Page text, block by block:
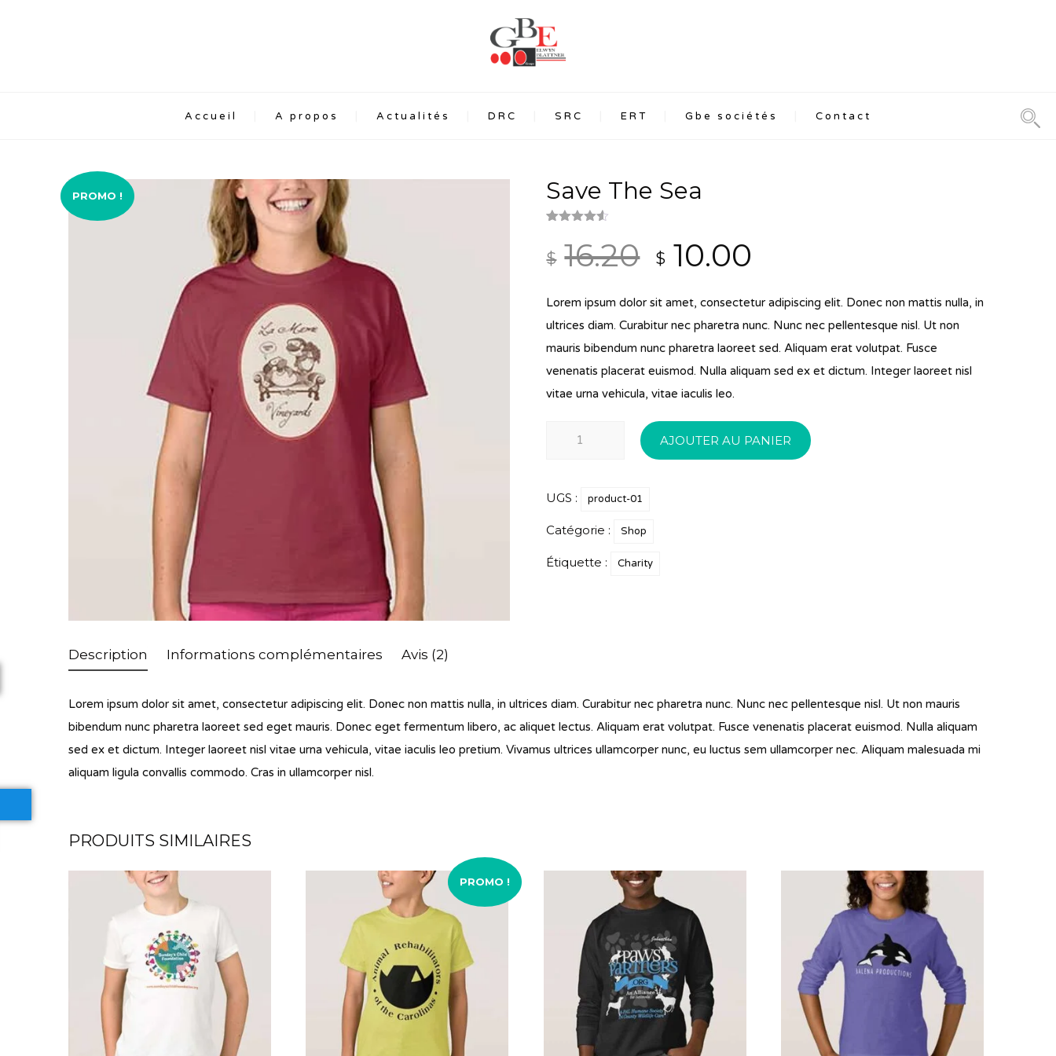
Accueil A propos Actualités DRC SRC ERT Gbe sociétés Contact
PROMO ! Save The Sea
sur 5
basé
sur
$ 16.20 Le
initial
était :
$16.20.
$ 10.00
actuel
est :
$10.00.
Lorem ipsum dolor sit amet, consectetur adipiscing elit. Donec non mattis nulla, in
ultrices diam. Curabitur nec pharetra nunc. Nunc nec pellentesque nisl. Ut non
mauris bibendum nunc pharetra laoreet sed. Aliquam erat volutpat. Fusce
venenatis placerat euismod. Nulla aliquam sed ex et dictum. Integer laoreet nisl
vitae urna vehicula, vitae iaculis leo.
The
Sea
AJOUTER AU PANIER
UGS : product-01
Catégorie : Shop
Étiquette : Charity
Description Informations complémentaires Avis (2)
Lorem ipsum dolor sit amet, consectetur adipiscing elit. Donec non mattis nulla, in ultrices diam. Curabitur nec pharetra nunc. Nunc nec pellentesque nisl. Ut non mauris
bibendum nunc pharetra laoreet sed eget mauris. Donec eget fermentum libero, ac aliquet lectus. Aliquam erat volutpat. Fusce venenatis placerat euismod. Nulla aliquam
sed ex et dictum. Integer laoreet nisl vitae urna vehicula, vitae iaculis leo pretium. Vivamus ultrices ullamcorper nunc, eu luctus sem ullamcorper nec. Aliquam malesuada mi
aliquam ligula convallis commodo. Cras in ullamcorper nisl.
PRODUITS SIMILAIRES
PROMO !